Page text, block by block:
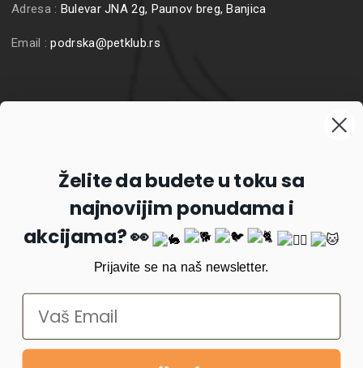
Adresa : Bulevar JNA 2g, Paunov breg, Banjica
Email :podrska@petklub.rs
Prijavi se
Želite da budete u toku sa
najnovijim ponudama i
akcijama? 👀
Prijavite se na naš newsletter.